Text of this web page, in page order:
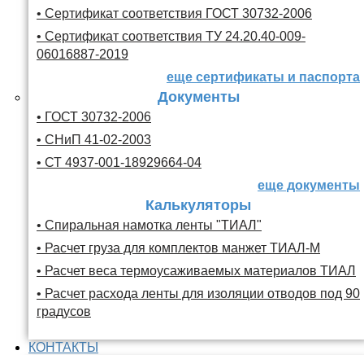
• Сертификат соответствия ГОСТ 30732-2006
• Сертификат соответствия ТУ 24.20.40-009-
06016887-2019
еще сертификаты и паспорта
Документы
• ГОСТ 30732-2006
• СНиП 41-02-2003
• СТ 4937-001-18929664-04
еще документы
Калькуляторы
• Спиральная намотка ленты "ТИАЛ"
• Расчет груза для комплектов манжет ТИАЛ-М
• Расчет веса термоусаживаемых материалов ТИАЛ
• Расчет расхода ленты для изоляции отводов под 90
градусов
КОНТАКТЫ